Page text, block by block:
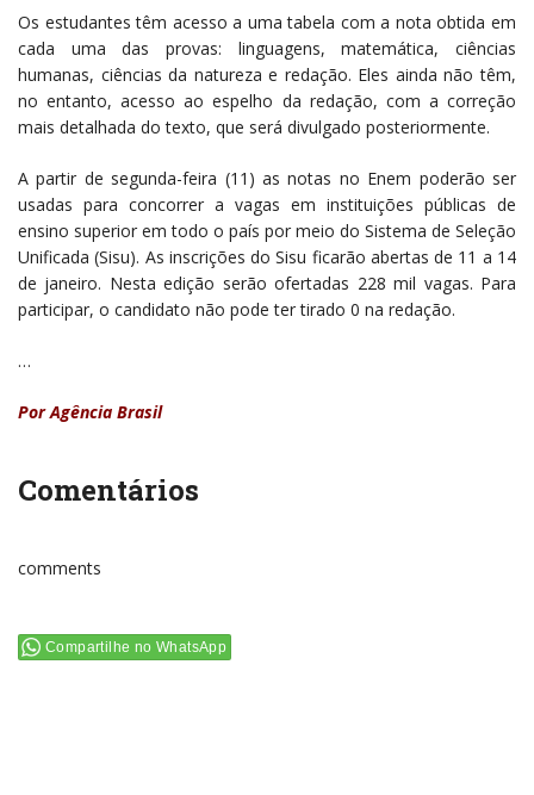
Os estudantes têm acesso a uma tabela com a nota obtida em
cada uma das provas: linguagens, matemática, ciências
humanas, ciências da natureza e redação. Eles ainda não têm,
no entanto, acesso ao espelho da redação, com a correção
mais detalhada do texto, que será divulgado posteriormente.
A partir de segunda-feira (11) as notas no Enem poderão ser
usadas para concorrer a vagas em instituições públicas de
ensino superior em todo o país por meio do Sistema de Seleção
Unificada (Sisu). As inscrições do Sisu ficarão abertas de 11 a 14
de janeiro. Nesta edição serão ofertadas 228 mil vagas. Para
participar, o candidato não pode ter tirado 0 na redação.
…
Por Agência Brasil
Comentários
comments
Compartilhe no WhatsApp